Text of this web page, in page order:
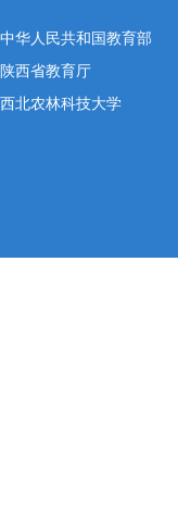
中华人民共和国教育部
陕西省教育厅
西北农林科技大学